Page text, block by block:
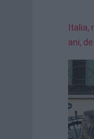
Italia,
ani,